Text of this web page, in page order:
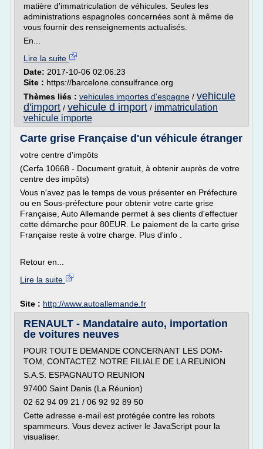
matière d'immatriculation de véhicules. Seules les
administrations espagnoles concernées sont à même de
vous fournir des renseignements actualisés.
En...
Lire la suite
Date: 2017-10-06 02:06:23
Site : https://barcelone.consulfrance.org
Thèmes liés : vehicules importes d'espagne / vehicule
d'import / vehicule d import / immatriculation
vehicule importe
Carte grise Française d'un véhicule étranger
votre centre d'impôts
(Cerfa 10668 - Document gratuit, à obtenir auprès de votre
centre des impôts)
Vous n'avez pas le temps de vous présenter en Préfecture
ou en Sous-préfecture pour obtenir votre carte grise
Française, Auto Allemande permet à ses clients d'effectuer
cette démarche pour 80EUR. Le paiement de la carte grise
Française reste à votre charge. Plus d'info .
Retour en...
Lire la suite
Site : http://www.autoallemande.fr
RENAULT - Mandataire auto, importation
de voitures neuves
POUR TOUTE DEMANDE CONCERNANT LES DOM-
TOM, CONTACTEZ NOTRE FILIALE DE LA REUNION
S.A.S. ESPAGNAUTO REUNION
97400 Saint Denis (La Réunion)
02 62 94 09 21 / 06 92 92 89 50
Cette adresse e-mail est protégée contre les robots
spammeurs. Vous devez activer le JavaScript pour la
visualiser.